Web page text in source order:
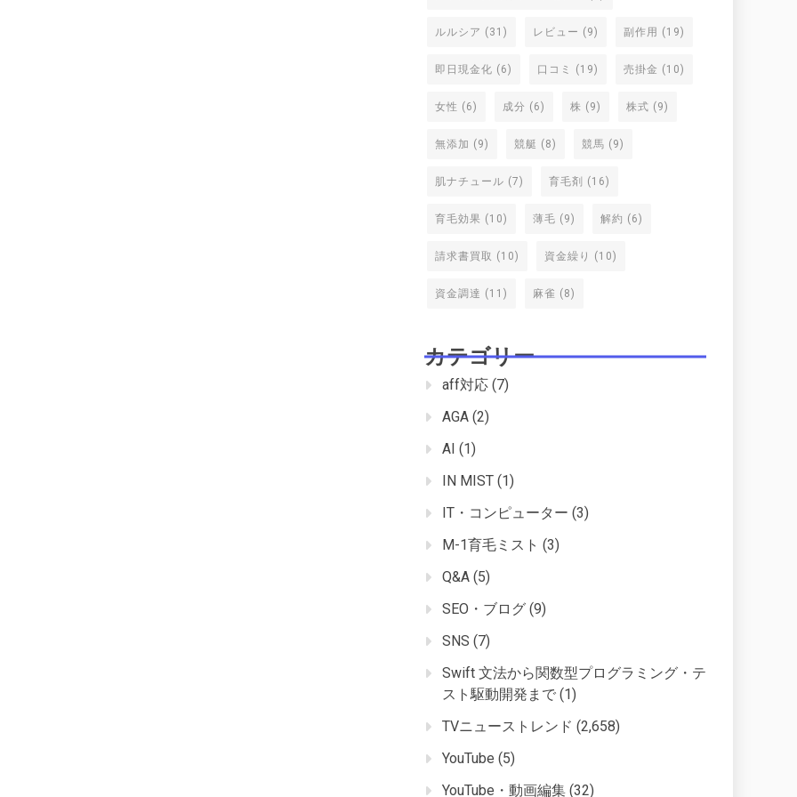
ルルシア (31) レビュー (9) 副作用 (19)
即日現金化 (6) 口コミ (19) 売掛金 (10)
女性 (6) 成分 (6) 株 (9) 株式 (9)
無添加 (9) 競艇 (8) 競馬 (9)
肌ナチュール (7) 育毛剤 (16)
育毛効果 (10) 薄毛 (9) 解約 (6)
請求書買取 (10) 資金繰り (10)
資金調達 (11) 麻雀 (8)
カテゴリー
aff対応 (7)
AGA (2)
AI (1)
IN MIST (1)
IT・コンピューター (3)
M-1育毛ミスト (3)
Q&A (5)
SEO・ブログ (9)
SNS (7)
Swift 文法から関数型プログラミング・テ
スト駆動開発まで (1)
TVニューストレンド (2,658)
YouTube (5)
YouTube・動画編集 (32)